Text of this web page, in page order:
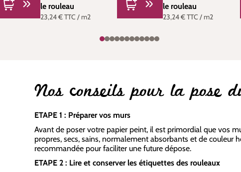
23,24 €TTC / m2
le rouleau
23,24 €TTC/ m2
le rouleau
Nos conseils pour la pose
ETAPE 1 : Préparer vos murs
Avant de poser votre papier peint, il est primordial que vos
propres, secs, sains, normalement absorbants et de
recommandée pour faciliter une future dépose.
ETAPE 2 : Lire et conserver les étiquettes des rouleaux